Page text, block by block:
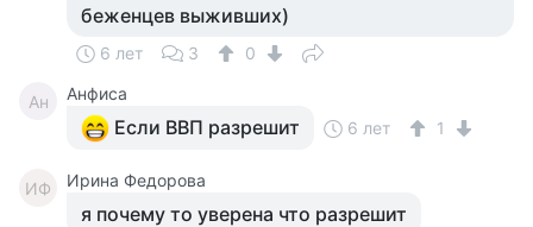
беженцев выживших)
6 лет 3 0
Ан Анфиса
Если ВВП разрешит 6 лет 1
ИФ Ирина Федорова
я почему то уверена что разрешит